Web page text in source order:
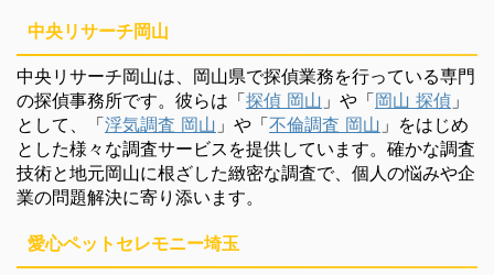
中央リサーチ岡山
中央リサーチ岡山は、岡山県で探偵業務を行っている専門
の探偵事務所です。彼らは「探偵 岡山 」や「岡山 探偵 」
として、「浮気調査 岡山 」や「不倫調査 岡山 」をはじめ
とした様々な調査サービスを提供しています。確かな調査
技術と地元岡山に根ざした緻密な調査で、個人の悩みや企
業の問題解決に寄り添います。
愛心ペットセレモニー埼玉